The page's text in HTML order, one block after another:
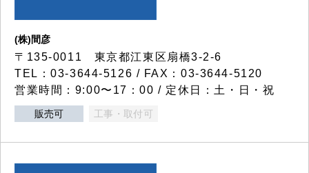
(株)間彦
〒135-0011 東京都江東区扇橋3-2-6
TEL：03-3644-5126 / FAX：03-3644-5120
営業時間：9:00〜17：00 / 定休日：土・日・祝
販売可 工事・取付可